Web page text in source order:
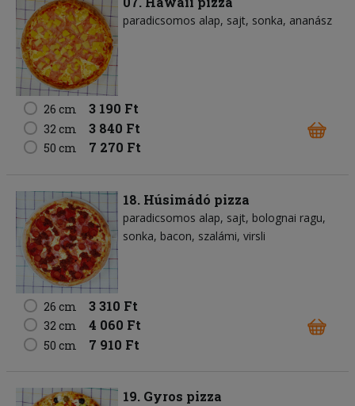
paradicsomos alap sajt sonka ananász
26 cm 3 190 Ft
32 cm 3 840 Ft
50 cm 7 270 Ft
18. Húsimádó pizza
paradicsomos alap sajt bolognai ragu
sonka bacon szalámi virsli
26 cm 3 310 Ft
32 cm 4 060 Ft
50 cm 7 910 Ft
19. Gyros pizza